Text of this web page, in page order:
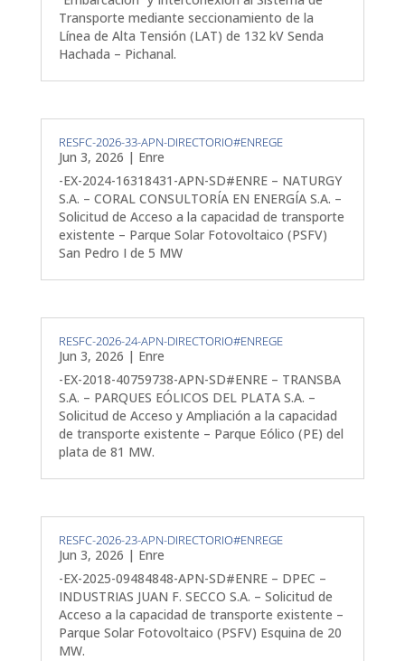
Transporte mediante seccionamiento de la
Línea de Alta Tensión (LAT) de 132 kV Senda
Hachada – Pichanal.
RESFC-2026-33-APN-DIRECTORIO#ENREGE
Jun 3, 2026 | Enre
-EX-2024-16318431-APN-SD#ENRE – NATURGY
S.A. – CORAL CONSULTORÍA EN ENERGÍA S.A. –
Solicitud de Acceso a la capacidad de transporte
existente – Parque Solar Fotovoltaico (PSFV)
San Pedro I de 5 MW
RESFC-2026-24-APN-DIRECTORIO#ENREGE
Jun 3, 2026 | Enre
-EX-2018-40759738-APN-SD#ENRE – TRANSBA
S.A. – PARQUES EÓLICOS DEL PLATA S.A. –
Solicitud de Acceso y Ampliación a la capacidad
de transporte existente – Parque Eólico (PE) del
plata de 81 MW.
RESFC-2026-23-APN-DIRECTORIO#ENREGE
Jun 3, 2026 | Enre
-EX-2025-09484848-APN-SD#ENRE – DPEC –
INDUSTRIAS JUAN F. SECCO S.A. – Solicitud de
Acceso a la capacidad de transporte existente –
Parque Solar Fotovoltaico (PSFV) Esquina de 20
MW.